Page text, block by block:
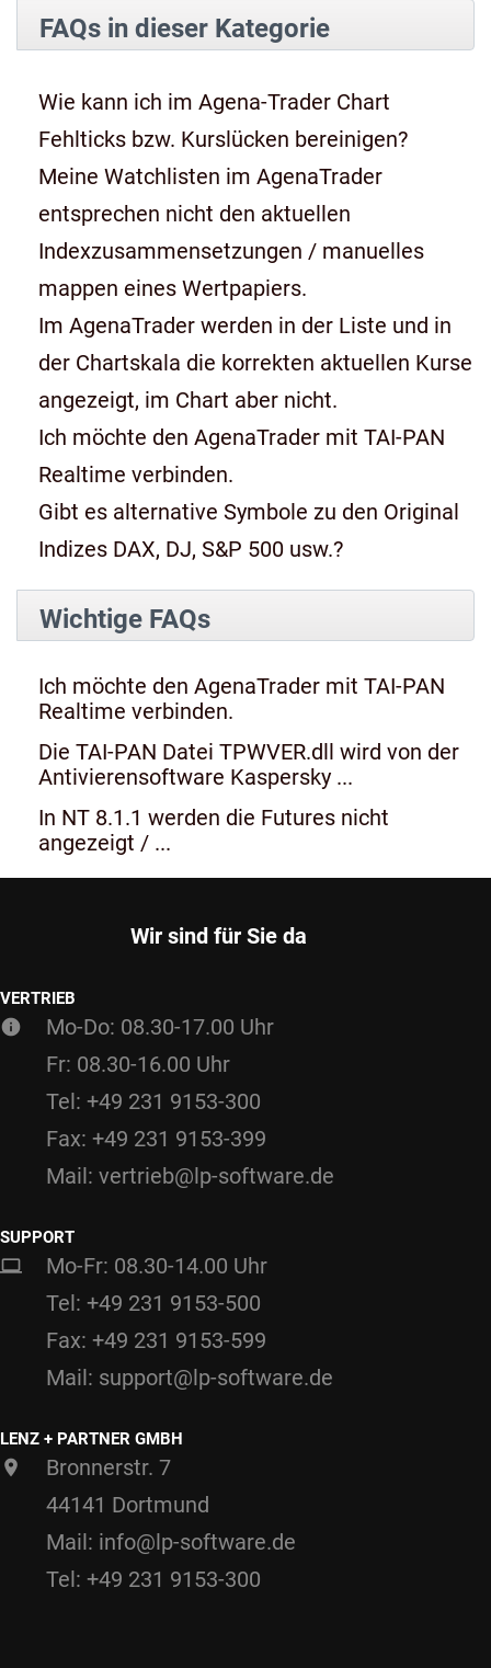
FAQs in dieser Kategorie
Wie kann ich im Agena-Trader Chart
Fehlticks bzw. Kurslücken bereinigen?
Meine Watchlisten im AgenaTrader
entsprechen nicht den aktuellen
Indexzusammensetzungen / manuelles
mappen eines Wertpapiers.
Im AgenaTrader werden in der Liste und in
der Chartskala die korrekten aktuellen Kurse
angezeigt, im Chart aber nicht.
Ich möchte den AgenaTrader mit TAI-PAN
Realtime verbinden.
Gibt es alternative Symbole zu den Original
Indizes DAX, DJ, S&P 500 usw.?
Wichtige FAQs
Ich möchte den AgenaTrader mit TAI-PAN
Realtime verbinden.
Die TAI-PAN Datei TPWVER.dll wird von der
Antivierensoftware Kaspersky ...
In NT 8.1.1 werden die Futures nicht
angezeigt / ...
Wir sind für Sie da
VERTRIEB
Mo-Do: 08.30-17.00 Uhr
Fr: 08.30-16.00 Uhr
Tel: +49 231 9153-300
Fax: +49 231 9153-399
Mail: vertrieb@lp-software.de
SUPPORT
Mo-Fr: 08.30-14.00 Uhr
Tel: +49 231 9153-500
Fax: +49 231 9153-599
Mail: support@lp-software.de
LENZ + PARTNER GMBH
Bronnerstr. 7
44141 Dortmund
Mail: info@lp-software.de
Tel: +49 231 9153-300